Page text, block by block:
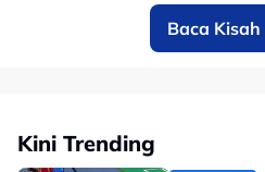
Meskipun terdapat
Ramdan meninggalkan
saingan perlumbaan.
Baca
Kini Trending